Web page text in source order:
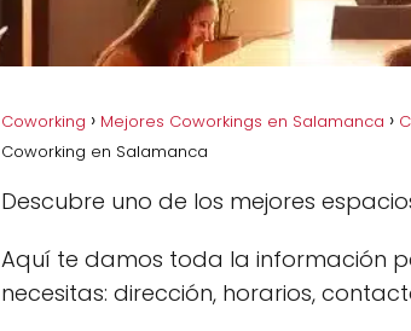
Coworking Mejores Coworkings en Salamanca
Coworking en Salamanca
Descubre uno de los mejores
Aquí te damos toda la información
necesitas: dirección, horarios,